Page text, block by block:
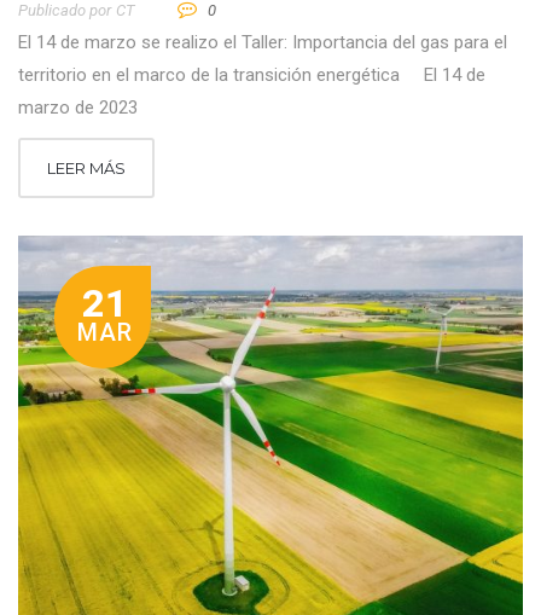
Publicado por CT 0
El 14 de marzo se realizo el Taller: Importancia del gas para el
territorio en el marco de la transición energética El 14 de
marzo de 2023
LEER MÁS
21
MAR